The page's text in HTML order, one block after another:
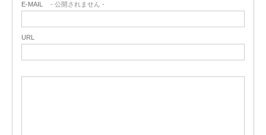
E-MAIL - 公開されません -
URL